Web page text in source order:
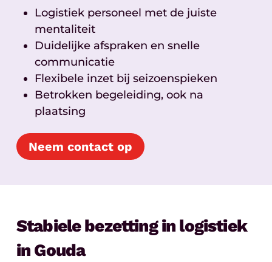
Logistiek personeel met de juiste
mentaliteit
Duidelijke afspraken en snelle
communicatie
Flexibele inzet bij seizoenspieken
Betrokken begeleiding, ook na
plaatsing
Neem contact op
Stabiele bezetting in logistiek
in Gouda